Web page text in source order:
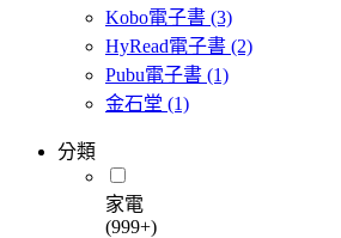
Kobo電子書 (3)
HyRead電子書 (2)
Pubu電子書 (1)
金石堂 (1)
分類
家電
(999+)